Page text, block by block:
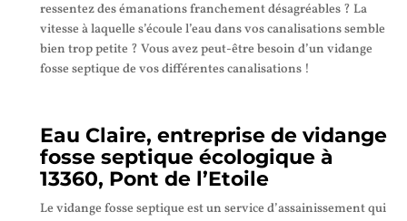
ressentez des émanations franchement désagréables ? La
vitesse à laquelle s’écoule l’eau dans vos canalisations semble
bien trop petite ? Vous avez peut-être besoin d’un vidange
fosse septique de vos différentes canalisations !
Eau Claire, entreprise de vidange
fosse septique écologique à
13360, Pont de l’Etoile
Le vidange fosse septique est un service d’assainissement qui